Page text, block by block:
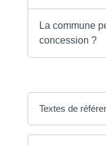
La commune
concession ?
Textes de